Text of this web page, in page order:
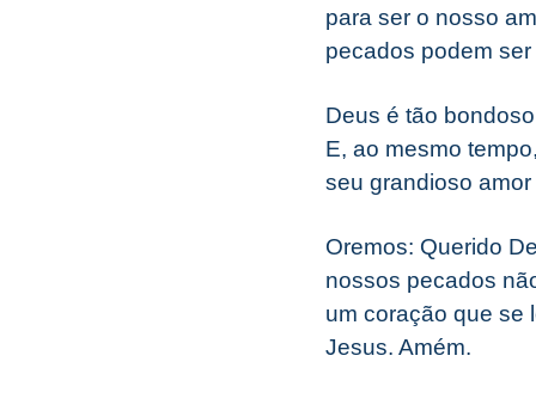
para ser o nosso
pecados podem
Deus é tão
E, ao mesmo
seu grandioso
Oremos: Querido
nossos pecados
um coração que se
Jesus. Amém.